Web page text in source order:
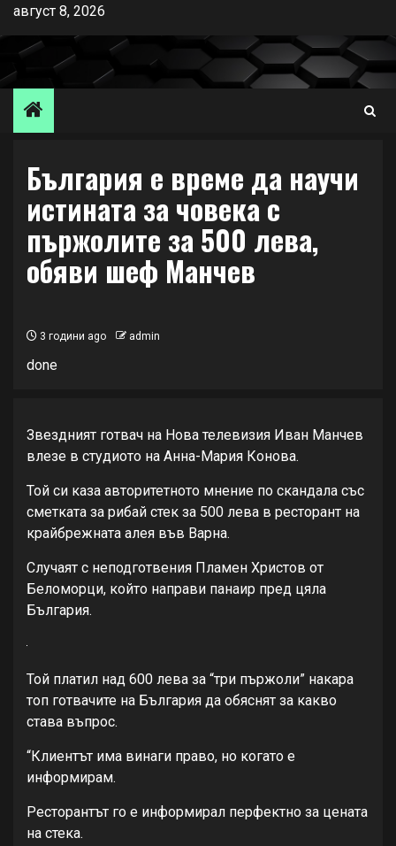
Skip
content
август 8, 2026
България е време да научи
истината за човека с
пържолите за 500 лева,
обяви шеф Манчев
3 години ago admin
done
Звездният готвач на Нова телевизия Иван Манчев
влезе в студиото на Анна-Мария Конова.
Той си каза авторитетното мнение по скандала със
сметката за рибай стек за 500 лева в ресторант на
крайбрежната алея във Варна.
Случаят с неподготвения Пламен Христов от
Беломорци, който направи панаир пред цяла
България.
Той платил над 600 лева за “три пържоли” накара
топ готвачите на България да обяснят за какво
става въпрос.
“Клиентът има винаги право, но когато е
информирам.
Ресторантът го е информирал перфектно за цената
на стека.